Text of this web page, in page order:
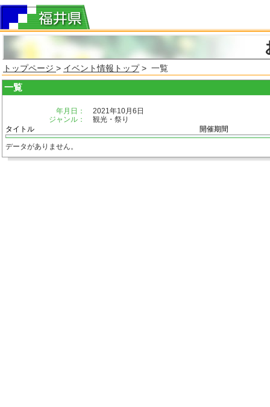
トップページ > イベント情報トップ> 一覧
一覧
年月日：
2021年10月6日
ジャンル：
観光・祭り
タイトル
開催期間
データがありません。